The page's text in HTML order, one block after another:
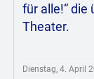
für alle!“ die
Theater.
Dienstag, 4. April